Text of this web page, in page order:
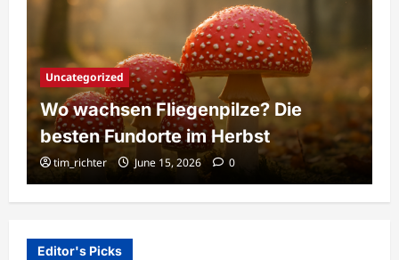
Uncategorized
Wo wachsen Fliegenpilze? Die
besten Fundorte im Herbst
tim_richter June 15, 2026 0
Editor's Picks